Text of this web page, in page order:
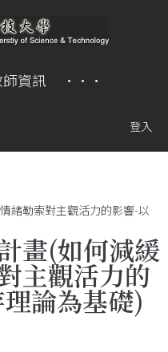
資訊 ···
登入
緒勒索對主觀活力的影響-以
畫(如何減緩
主觀活力的
論為基礎)